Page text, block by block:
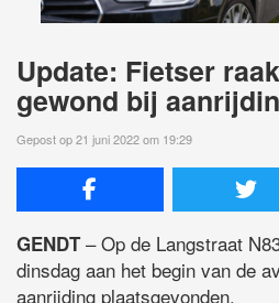
Update: Fietser
gewond bij
Gepost op 21 juni 2022 om 19:29
GENDT– Op de Langstraat
dinsdag aan het begin van de
aanrijding plaatsgevonden.